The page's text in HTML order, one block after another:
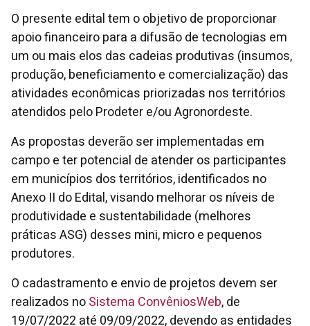
O presente edital tem o objetivo de proporcionar
apoio financeiro para a difusão de tecnologias em
um ou mais elos das cadeias produtivas (insumos,
produção, beneficiamento e comercialização) das
atividades econômicas priorizadas nos territórios
atendidos pelo Prodeter e/ou Agronordeste.
As propostas deverão ser implementadas em
campo e ter potencial de atender os participantes
em municípios dos territórios, identificados no
Anexo II do Edital, visando melhorar os níveis de
produtividade e sustentabilidade (melhores
práticas ASG) desses mini, micro e pequenos
produtores.
O cadastramento e envio de projetos devem ser
realizados noSistema ConvêniosWeb, de
19/07/2022 até 09/09/2022, devendo as entidades